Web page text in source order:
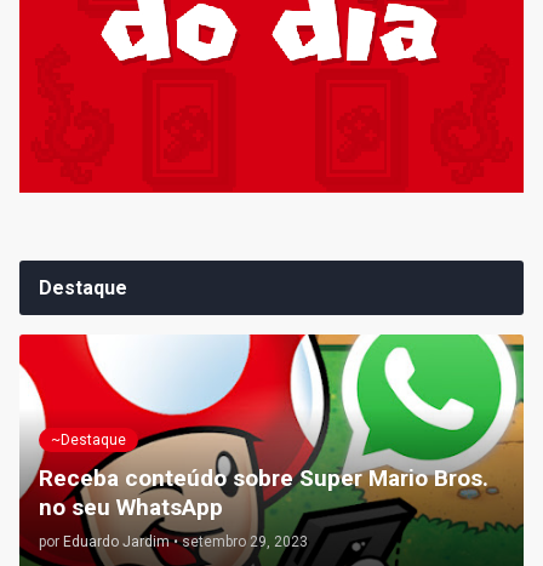
Destaque
~Destaque
Receba conteúdo sobre Super Mario Bros.
no seu WhatsApp
por Eduardo Jardim • setembro 29, 2023